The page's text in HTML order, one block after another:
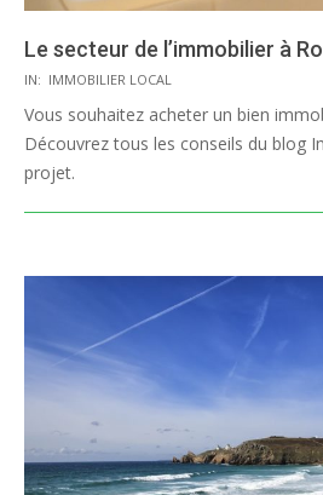
Le secteur de l’immobilier à
2020-
08-
05
IN: IMMOBILIER LOCAL
Vous souhaitez acheter un bien
Découvrez tous les conseils du blog
projet.